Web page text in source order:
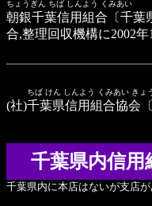
ちょうぎん ちば しんよう くみあい
朝銀千葉信用組合 〔千
合,整理回収機構に2002年
ちば けん しんよう くみあい きょ
(社)千葉県信用組合協会
千葉県内信用
千葉県内に本店はないが支店